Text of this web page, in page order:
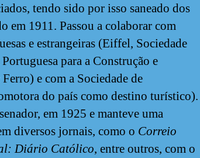
tendo sido por isso saneado dos
em 1911. Passou a colaborar com
e estrangeiras (Eiffel, Sociedade
para a Construção e
e com a Sociedade de
do país como destino turístico).
em 1925 e manteve uma
diversos jornais, como o Correio
Diário Católico, entre outros, com o